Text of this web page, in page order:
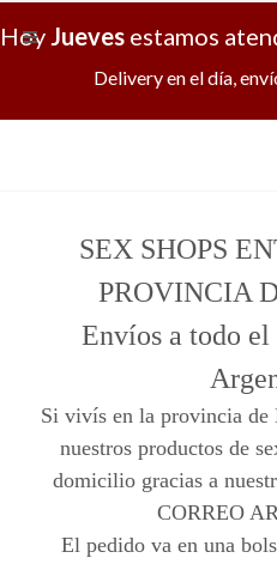
Hoy Jueves estamos
Delivery en el día,
SEX SHOPS
PROVINCIA
Envíos a todo
Si vivís en la provincia de
nuestros productos de
domicilio gracias a
CORREO
El pedido va en una